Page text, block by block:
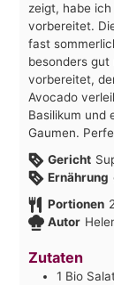
zeigt, habe
vorbereitet.
fast
besonders gut
vorbereitet,
Avocado
Basilikum und
Gaumen.
Gericht
Ernährung
Portionen
Autor
Zutaten
1 Bio